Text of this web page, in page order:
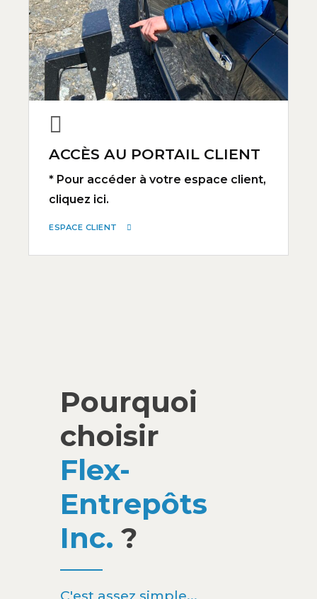
ACCÈS AU PORTAIL CLIENT
* Pour accéder à votre espace client,
cliquez ici.
ESPACE CLIENT
Pourquoi
choisir
Flex-
Entrepôts
Inc. ?
C'est assez simple...